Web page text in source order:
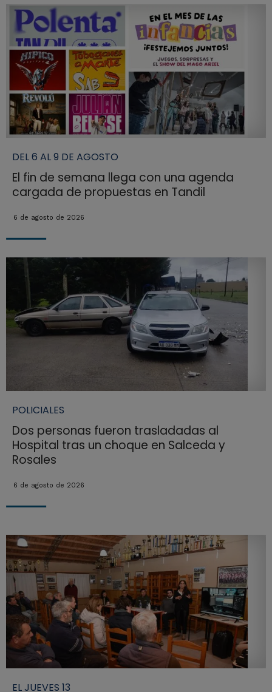
DEL 6 AL 9 DE AGOSTO
El fin de semana llega con una agenda
cargada de propuestas en Tandil
6 de agosto de 2026
POLICIALES
Dos personas fueron trasladadas al
Hospital tras un choque en Salceda y
Rosales
6 de agosto de 2026
EL JUEVES 13